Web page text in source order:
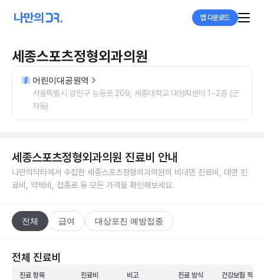
앱 다운로드
세종스포츠정형외과의원
어린이대공원역
서울특별시 광진구 능동로 209, 세종대학교 대양AI센터 1~2층 (군
자동)
세종스포츠정형외과의원 진료비 안내
나만의닥터에서 수집한 세종스포츠정형외과의원의 비대면 진료비, 대면 진
료비, 약제비, 접종료 등 모든 가격을 확인해보세요.
전체 급여 대상포진 예방접종
전체 진료비
진료 항목 진료비 비고 진료 방식 건강보험 적용